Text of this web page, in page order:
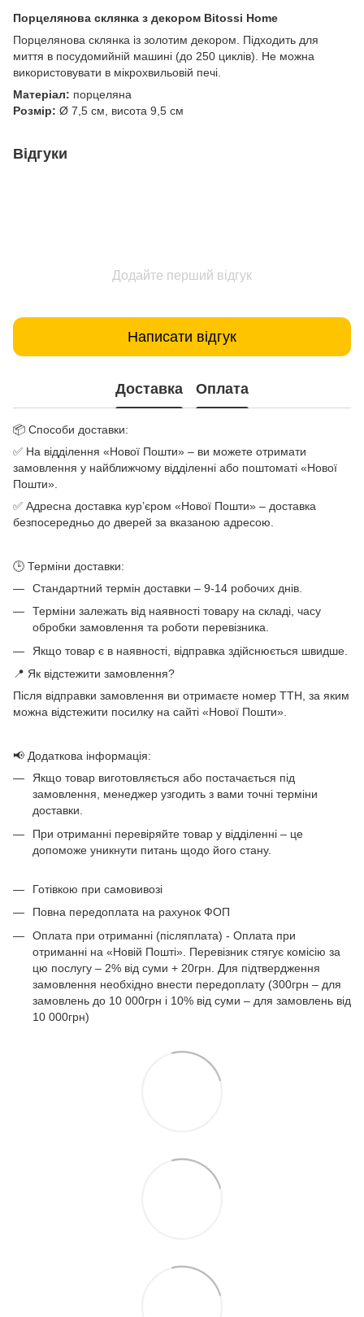
Порцелянова склянка з декором Bitossi Home
Порцелянова склянка із золотим декором. Підходить для
миття в посудомийній машині (до 250 циклів). Не можна
використовувати в мікрохвильовій печі.
Матеріал: порцеляна
Розмір: Ø 7,5 см, висота 9,5 см
Відгуки
Додайте перший відгук
Написати відгук
Доставка Оплата
📦 Способи доставки:
✅ На відділення «Нової Пошти» – ви можете отримати
замовлення у найближчому відділенні або поштоматі «Нової
Пошти».
✅ Адресна доставка кур’єром «Нової Пошти» – доставка
безпосередньо до дверей за вказаною адресою.
🕒 Терміни доставки:
Стандартний термін доставки – 9-14 робочих днів.
Терміни залежать від наявності товару на складі, часу
обробки замовлення та роботи перевізника.
Якщо товар є в наявності, відправка здійснюється швидше.
📍 Як відстежити замовлення?
Після відправки замовлення ви отримаєте номер ТТН, за яким
можна відстежити посилку на сайті «Нової Пошти».
📢 Додаткова інформація:
Якщо товар виготовляється або постачається під
замовлення, менеджер узгодить з вами точні терміни
доставки.
При отриманні перевіряйте товар у відділенні – це
допоможе уникнути питань щодо його стану.
Готівкою при самовивозі
Повна передоплата на рахунок ФОП
Оплата при отриманні (післяплата) - Оплата при
отриманні на «Новій Пошті». Перевізник стягує комісію за
цю послугу – 2% від суми + 20грн. Для підтвердження
замовлення необхідно внести передоплату (300грн – для
замовлень до 10 000грн і 10% від суми – для замовлень від
10 000грн)